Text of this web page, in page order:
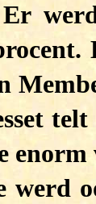
telt
werd